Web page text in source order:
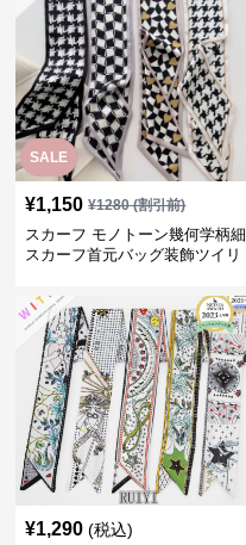
SALE
¥1,150 ¥1280(割引前)
スカーフ モノトーン幾何学柄細
スカーフ首元バッグ装飾ツイリ
¥1,290 (税込)